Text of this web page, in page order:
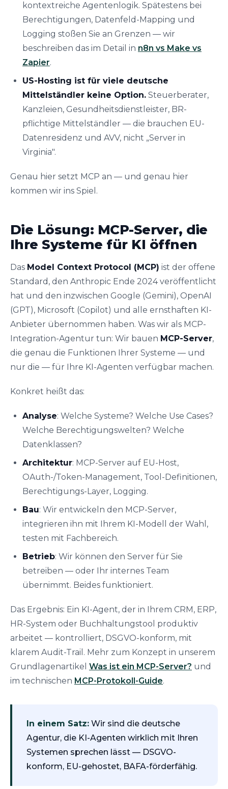
kontextreiche Agentenlogik. Spätestens bei
Berechtigungen, Datenfeld-Mapping und
Logging stoßen Sie an Grenzen — wir
beschreiben das im Detail in n8n vs Make vs
Zapier.
US-Hosting ist für viele deutsche
Mittelständler keine Option. Steuerberater,
Kanzleien, Gesundheitsdienstleister, BR-
pflichtige Mittelständler — die brauchen EU-
Datenresidenz und AVV, nicht „Server in
Virginia".
Genau hier setzt MCP an — und genau hier
kommen wir ins Spiel.
Die Lösung: MCP-Server, die
Ihre Systeme für KI öffnen
Das Model Context Protocol (MCP) ist der offene
Standard, den Anthropic Ende 2024 veröffentlicht
hat und den inzwischen Google (Gemini), OpenAI
(GPT), Microsoft (Copilot) und alle ernsthaften KI-
Anbieter übernommen haben. Was wir als MCP-
Integration-Agentur tun: Wir bauen MCP-Server,
die genau die Funktionen Ihrer Systeme — und
nur die — für Ihre KI-Agenten verfügbar machen.
Konkret heißt das:
Analyse: Welche Systeme? Welche Use Cases?
Welche Berechtigungswelten? Welche
Datenklassen?
Architektur: MCP-Server auf EU-Host,
OAuth-/Token-Management, Tool-Definitionen,
Berechtigungs-Layer, Logging.
Bau: Wir entwickeln den MCP-Server,
integrieren ihn mit Ihrem KI-Modell der Wahl,
testen mit Fachbereich.
Betrieb: Wir können den Server für Sie
betreiben — oder Ihr internes Team
übernimmt. Beides funktioniert.
Das Ergebnis: Ein KI-Agent, der in Ihrem CRM, ERP,
HR-System oder Buchhaltungstool produktiv
arbeitet — kontrolliert, DSGVO-konform, mit
klarem Audit-Trail. Mehr zum Konzept in unserem
Grundlagenartikel Was ist ein MCP-Server? und
im technischen MCP-Protokoll-Guide.
In einem Satz: Wir sind die deutsche
Agentur, die KI-Agenten wirklich mit Ihren
Systemen sprechen lässt — DSGVO-
konform, EU-gehostet, BAFA-förderfähig.